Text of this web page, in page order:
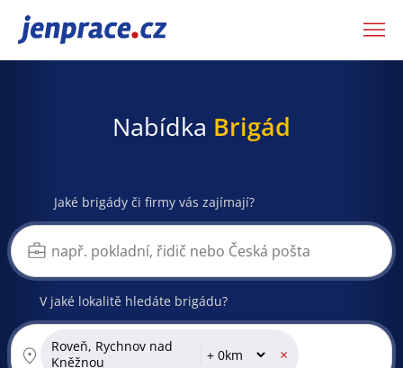
JenPráce.cz
Nabídka Brigád
Jaké brigády či firmy vás zajímají?
V jaké lokalitě hledáte brigádu?
Roveň, Rychnov nad
Kněžnou
×